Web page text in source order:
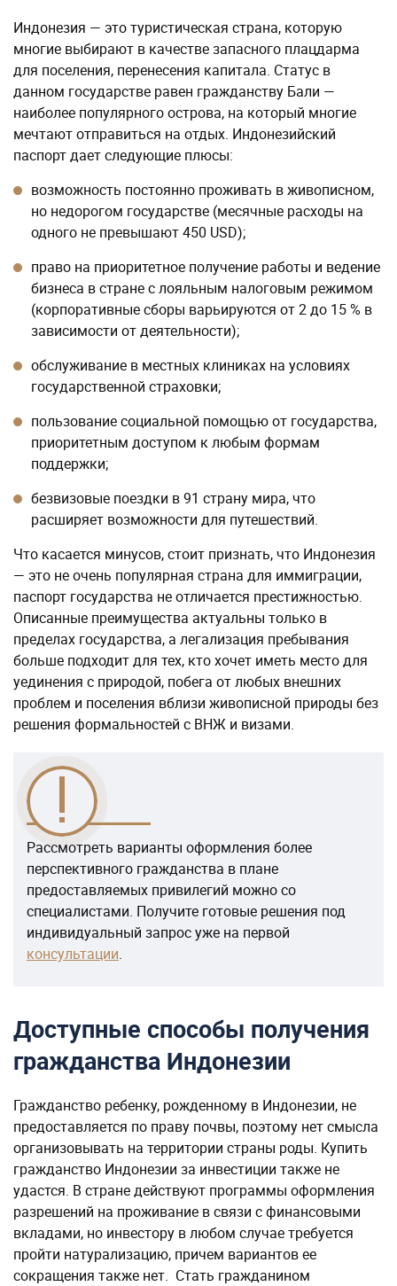
Индонезия — это туристическая страна, которую
многие выбирают в качестве запасного плацдарма
для поселения, перенесения капитала. Статус в
данном государстве равен гражданству Бали —
наиболее популярного острова, на который многие
мечтают отправиться на отдых. Индонезийский
паспорт дает следующие плюсы:
возможность постоянно проживать в живописном,
но недорогом государстве (месячные расходы на
одного не превышают 450 USD);
право на приоритетное получение работы и ведение
бизнеса в стране с лояльным налоговым режимом
(корпоративные сборы варьируются от 2 до 15 % в
зависимости от деятельности);
обслуживание в местных клиниках на условиях
государственной страховки;
пользование социальной помощью от государства,
приоритетным доступом к любым формам
поддержки;
безвизовые поездки в 91 страну мира, что
расширяет возможности для путешествий.
Что касается минусов, стоит признать, что Индонезия
— это не очень популярная страна для иммиграции,
паспорт государства не отличается престижностью.
Описанные преимущества актуальны только в
пределах государства, а легализация пребывания
больше подходит для тех, кто хочет иметь место для
уединения с природой, побега от любых внешних
проблем и поселения вблизи живописной природы без
решения формальностей с ВНЖ и визами.
Рассмотреть варианты оформления более
перспективного гражданства в плане
предоставляемых привилегий можно со
специалистами. Получите готовые решения под
индивидуальный запрос уже на первой
консультации.
Доступные способы получения
гражданства Индонезии
Гражданство ребенку, рожденному в Индонезии, не
предоставляется по праву почвы, поэтому нет смысла
организовывать на территории страны роды. Купить
гражданство Индонезии за инвестиции также не
удастся. В стране действуют программы оформления
разрешений на проживание в связи с финансовыми
вкладами, но инвестору в любом случае требуется
пройти натурализацию, причем вариантов ее
сокращения также нет. Стать гражданином